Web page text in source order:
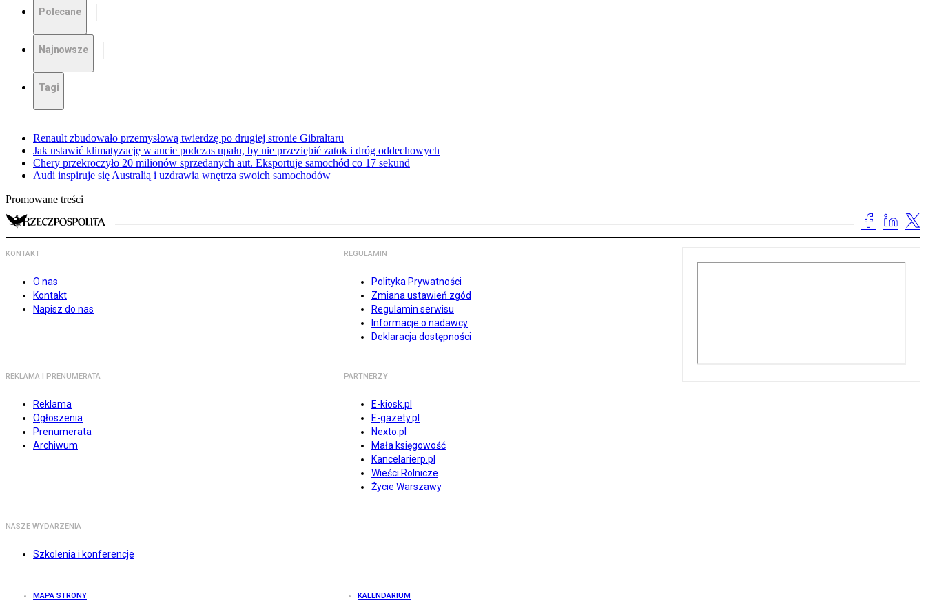
Polecane
Najnowsze
Tagi
Renault zbudowało przemysłową twierdzę po drugiej stronie Gibraltaru
Jak ustawić klimatyzację w aucie podczas upału, by nie przeziębić zatok i dróg oddechowych
Chery przekroczyło 20 milionów sprzedanych aut. Eksportuje samochód co 17 sekund
Audi inspiruje się Australią i uzdrawia wnętrza swoich samochodów
Promowane treści
KONTAKT
O nas
Kontakt
Napisz do nas
REGULAMIN
Polityka Prywatności
Zmiana ustawień zgód
Regulamin serwisu
Informacje o nadawcy
Deklaracja dostępności
REKLAMA I PRENUMERATA
Reklama
Ogłoszenia
Prenumerata
Archiwum
PARTNERZY
E-kiosk.pl
E-gazety.pl
Nexto.pl
Mała księgowość
Kancelarierp.pl
Wieści Rolnicze
Życie Warszawy
NASZE WYDARZENIA
Szkolenia i konferencje
MAPA STRONY KALENDARIUM